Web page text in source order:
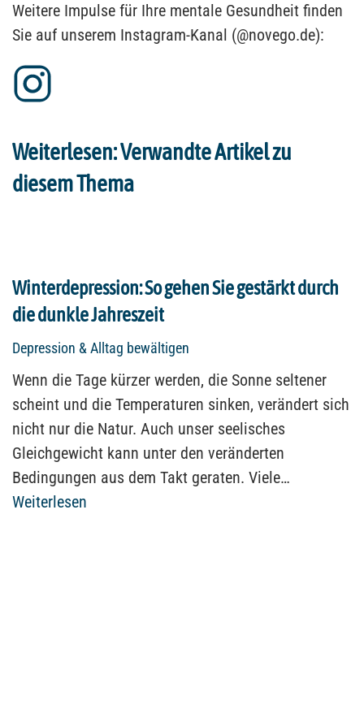
Weitere Impulse für Ihre mentale Gesundheit finden
Sie auf unserem Instagram-Kanal (@novego.de):
Weiterlesen: Verwandte Artikel zu
diesem Thema
Winterdepression: So gehen Sie gestärkt durch
die dunkle Jahreszeit
Depression & Alltag bewältigen
Wenn die Tage kürzer werden, die Sonne seltener
scheint und die Temperaturen sinken, verändert sich
nicht nur die Natur. Auch unser seelisches
Gleichgewicht kann unter den veränderten
Bedingungen aus dem Takt geraten. Viele…
Weiterlesen